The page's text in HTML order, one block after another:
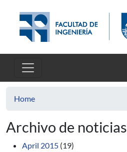
Home
Archivo de noticias
April 2015 (19)